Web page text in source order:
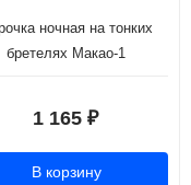
ночная на тонких
бретелях Макао-1
1 165 ₽
В корзину